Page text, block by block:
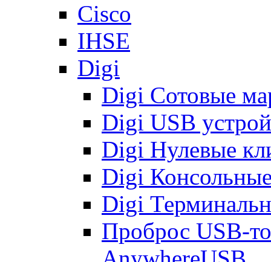
Cisco
IHSE
Digi
Digi Сотовые
Digi USB
Digi Нулевые
Digi
Digi
Проброс USB-